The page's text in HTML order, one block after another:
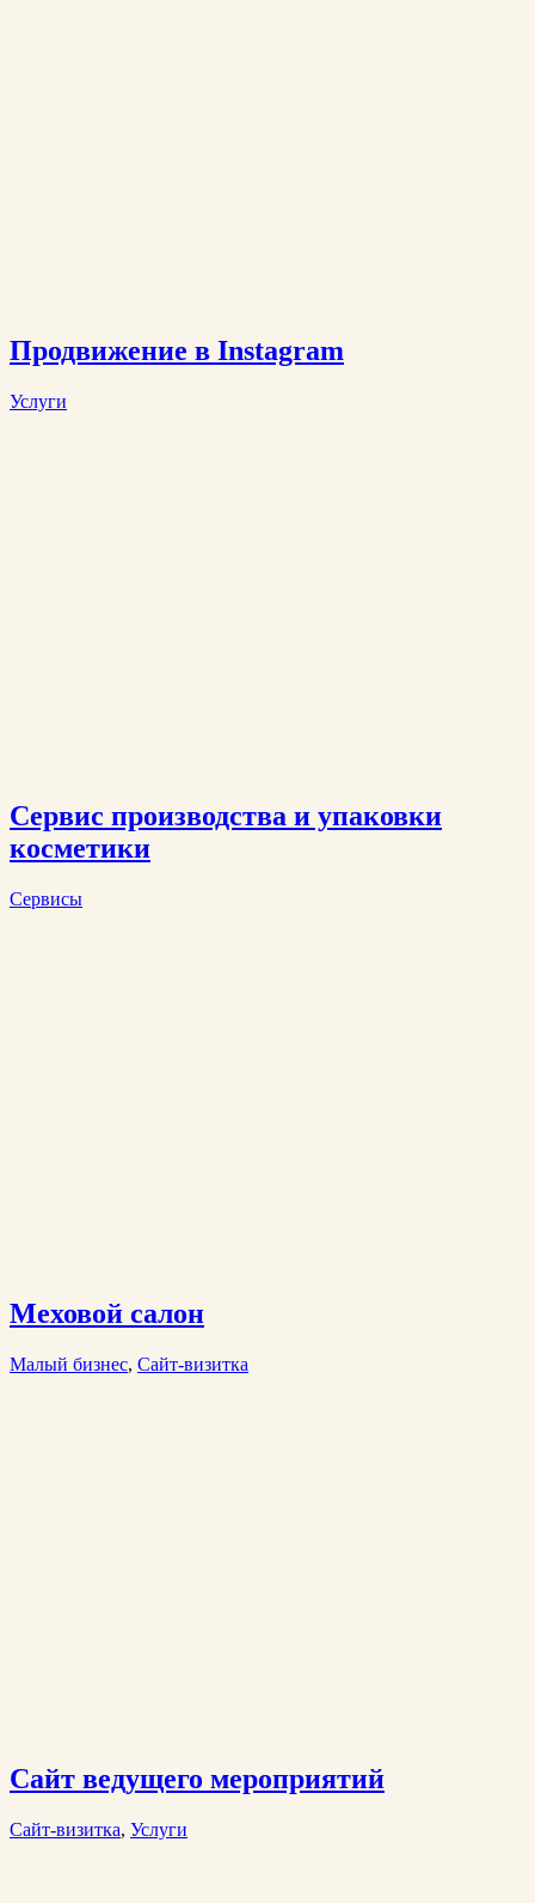
Продвижение в Instagram
Услуги
Сервис производства и упаковки
косметики
Сервисы
Меховой салон
Малый бизнес, Сайт-визитка
Сайт ведущего мероприятий
Сайт-визитка, Услуги